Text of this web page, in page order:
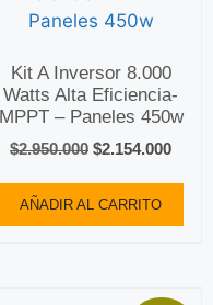
Kit A Inversor 8.000
Watts Alta Eficiencia-
MPPT – Paneles 450w
$2.950.000 $2.154.000
AÑADIR AL CARRITO